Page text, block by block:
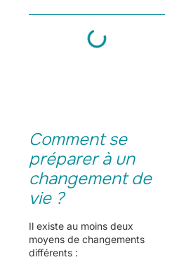
Comment se
préparer à un
changement de
vie ?
Il existe au moins deux
moyens de changements
différents :